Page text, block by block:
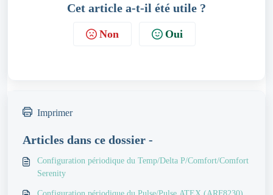
Cet article a-t-il été utile ?
Non Oui
Imprimer
Articles dans ce dossier -
Configuration périodique du Temp/Delta P/Comfort/Comfort
Serenity